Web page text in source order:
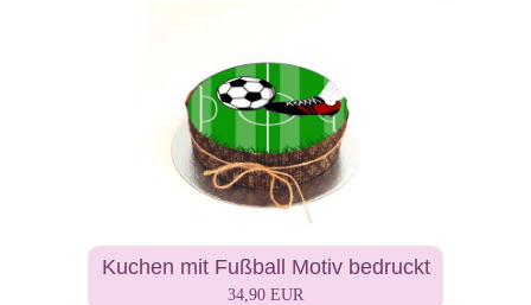
Kuchen mit Fußball Motiv bedruckt
34,90 EUR